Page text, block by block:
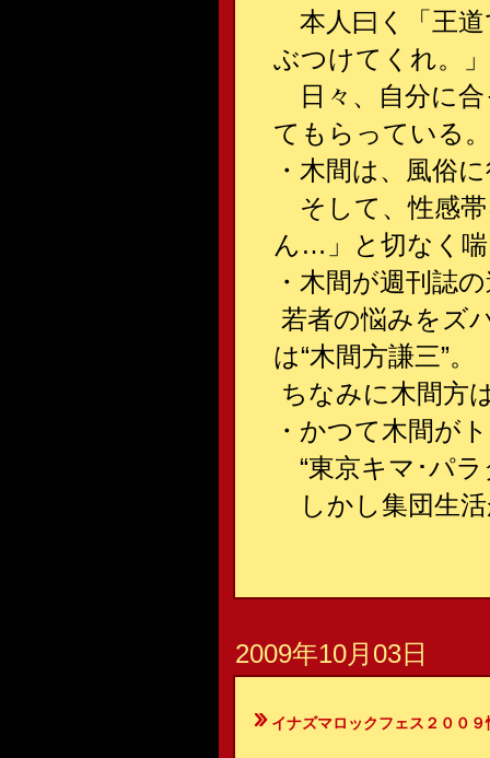
本人曰く「王道
ぶつけてくれ。
日々、自分に
てもらっている。
・木間は、風俗
そして、性感
ん…」と切なく
・木間が週刊誌
若者の悩みをズ
は“木間方謙三”。
ちなみに木間方
・かつて木間が
“東京キマ･パ
しかし集団生活
2009年10月03日
イナズマロックフェス２００９